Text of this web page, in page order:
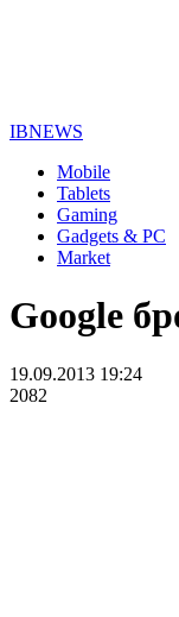
IBNEWS
Mobile
Tablets
Gaming
Gadgets & PC
Market
Google
19.09.2013 19:24
2082